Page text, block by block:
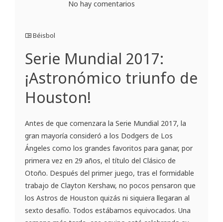
No hay comentarios
Béisbol
Serie Mundial 2017:
¡Astronómico triunfo de
Houston!
Antes de que comenzara la Serie Mundial 2017, la
gran mayoría consideró a los Dodgers de Los
Ángeles como los grandes favoritos para ganar, por
primera vez en 29 años, el título del Clásico de
Otoño. Después del primer juego, tras el formidable
trabajo de Clayton Kershaw, no pocos pensaron que
los Astros de Houston quizás ni siquiera llegaran al
sexto desafío. Todos estábamos equivocados. Una